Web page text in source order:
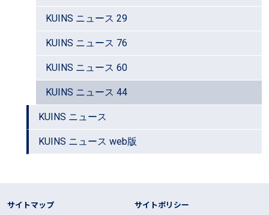
KUINS ニュース 29
KUINS ニュース 76
KUINS ニュース 60
KUINS ニュース 44
KUINS ニュース
KUINS ニュース web版
フッター リンク
サイトマップ サイトポリシー